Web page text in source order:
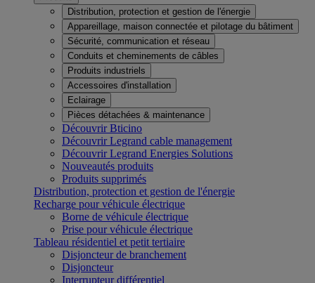
Distribution, protection et gestion de l'énergie
Appareillage, maison connectée et pilotage du bâtiment
Sécurité, communication et réseau
Conduits et cheminements de câbles
Produits industriels
Accessoires d'installation
Eclairage
Pièces détachées & maintenance
Découvrir Bticino
Découvrir Legrand cable management
Découvrir Legrand Energies Solutions
Nouveautés produits
Produits supprimés
Distribution, protection et gestion de l'énergie
Recharge pour véhicule électrique
Borne de véhicule électrique
Prise pour véhicule électrique
Tableau résidentiel et petit tertiaire
Disjoncteur de branchement
Disjoncteur
Interrupteur différentiel